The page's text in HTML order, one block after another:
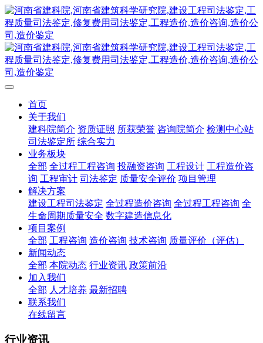
首页
关于我们
建科院简介 资质证照 所获荣誉 咨询院简介 检测中心站
司法鉴定所 综合实力
业务板块
全部 全过程工程咨询 投融资咨询 工程设计 工程造价咨
询 工程审计 司法鉴定 质量安全评价 项目管理
解决方案
建设工程司法鉴定 全过程造价咨询 全过程工程咨询 全
生命周期质量安全 数字建造信息化
项目案例
全部 工程咨询 造价咨询 技术咨询 质量评价（评估）
新闻动态
全部 本院动态 行业资讯 政策前沿
加入我们
全部 人才培养 最新招聘
联系我们
在线留言
行业资讯